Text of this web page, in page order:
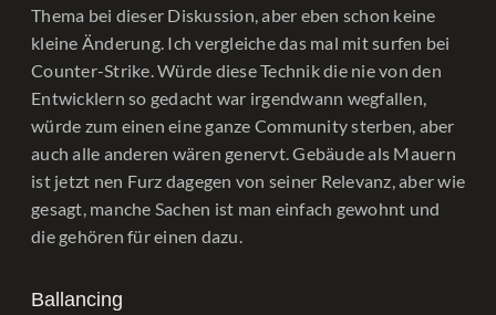
Thema bei dieser Diskussion, aber eben schon keine
kleine Änderung. Ich vergleiche das mal mit surfen bei
Counter-Strike. Würde diese Technik die nie von den
Entwicklern so gedacht war irgendwann wegfallen,
würde zum einen eine ganze Community sterben, aber
auch alle anderen wären genervt. Gebäude als Mauern
ist jetzt nen Furz dagegen von seiner Relevanz, aber wie
gesagt, manche Sachen ist man einfach gewohnt und
die gehören für einen dazu.
Ballancing